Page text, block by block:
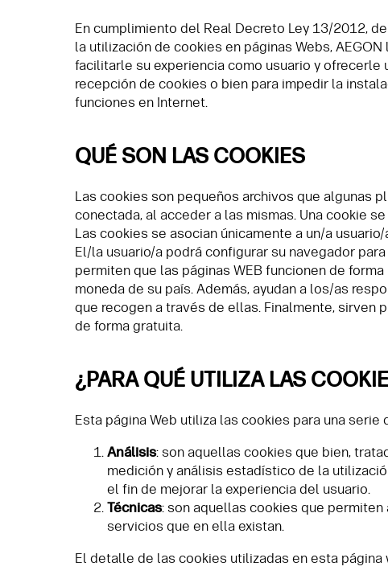
En cumplimiento del Real Decreto Ley 13/2012,
la utilización de cookies en páginas Webs,
facilitarle su experiencia como usuario y
recepción de cookies o bien para impedir la
funciones en Internet.
QUÉ SON LAS COOKIES
Las cookies son pequeños archivos que algunas
conectada, al acceder a las mismas. Una cookie
Las cookies se asocian únicamente a un/a
El/la usuario/a podrá configurar su navegador
permiten que las páginas WEB funcionen de
moneda de su país. Además, ayudan a los/as
que recogen a través de ellas. Finalmente, sirven
de forma gratuita.
¿PARA QUÉ UTILIZA LAS
Esta página Web utiliza las cookies para una serie
Análisis: son aquellas cookies que bien,
medición y análisis estadístico de la
el fin de mejorar la experiencia del usuario.
Técnicas: son aquellas cookies que
servicios que en ella existan.
El detalle de las cookies utilizadas en esta página